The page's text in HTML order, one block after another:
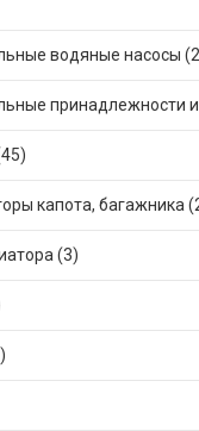
водяные насосы
принадлежности и
капота, багажника
(3)